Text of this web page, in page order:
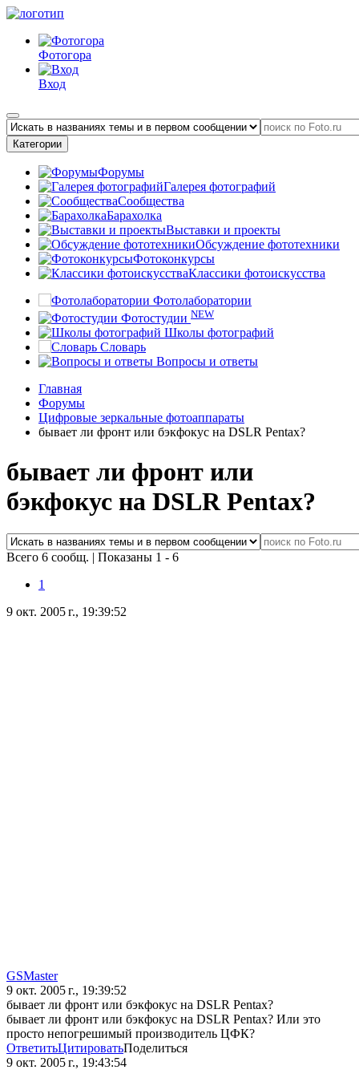
Фотогора
Вход
Категории
Форумы
Галерея фотографий
Сообщества
Барахолка
Выставки и проекты
Обсуждение фототехники
Фотоконкурсы
Классики фотоискусства
Фотолаборатории
Фотостудии NEW
Школы фотографий
Словарь
Вопросы и ответы
Главная
Форумы
Цифровые зеркальные фотоаппараты
бывает ли фронт или бэкфокус на DSLR Pentax?
бывает ли фронт или
бэкфокус на DSLR Pentax?
Всего 6 сообщ. | Показаны 1 - 6
1
9 окт. 2005 г., 19:39:52
GSMaster
9 окт. 2005 г., 19:39:52
бывает ли фронт или бэкфокус на DSLR Pentax?
бывает ли фронт или бэкфокус на DSLR Pentax? Или это
просто непогрешимый производитель ЦФК?
ОтветитьЦитироватьПоделиться
9 окт. 2005 г., 19:43:54